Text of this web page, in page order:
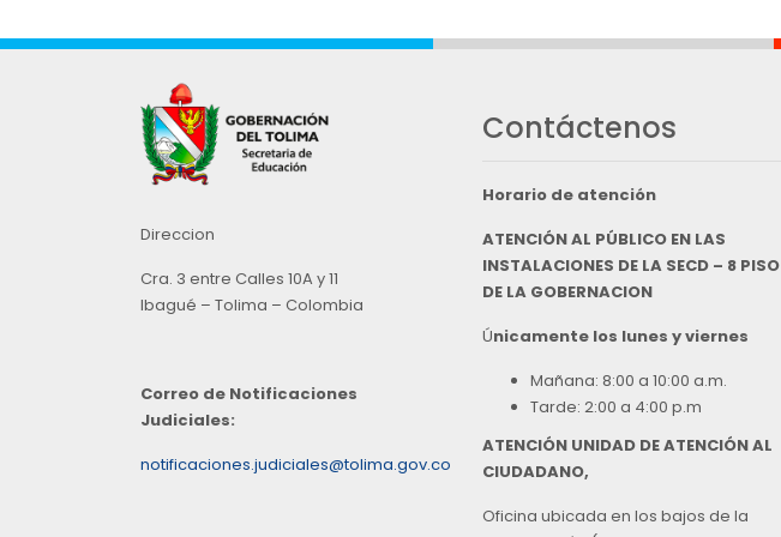
Direccion
Cra. 3 entre Calles 10A y 11
Ibagué – Tolima – Colombia
Correo de Notificaciones
Judiciales:
notificaciones.judiciales@tolima.gov.co
Contáctenos
Horario de atención
ATENCIÓN AL PÚBLICO EN LAS
INSTALACIONES DE LA SECD – 8 PISO
DE LA GOBERNACION
Únicamente los lunes y viernes
Mañana: 8:00 a 10:00 a.m.
Tarde: 2:00 a 4:00 p.m
ATENCIÓN UNIDAD DE ATENCIÓN AL
CIUDADANO,
Oficina ubicada en los bajos de la